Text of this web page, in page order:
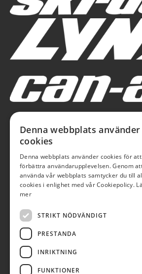
AUTOBLÅ AB 2026. ALL RIGHTS
Denna webbplats använder
cookies
Denna webbplats använder cookies för att
förbättra användarupplevelsen. Genom
använda vår webbplats samtycker du till
cookies i enlighet med vår Cookiepolicy.
mer
STRIKT NÖDVÄNDIGT
PRESTANDA
INRIKTNING
FUNKTIONER